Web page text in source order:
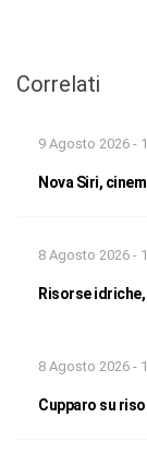
Correlati
9 Agosto 2026 -
Nova Siri,
8 Agosto 2026 -
Risorse
8 Agosto 2026 -
Cupparo su